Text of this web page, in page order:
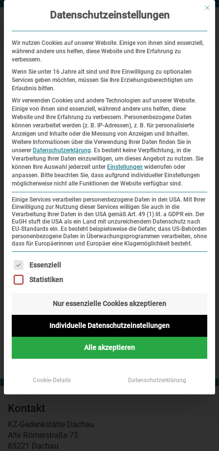
Startseite |
Repatriierung in Europe 1945
Repatriierung in Europa 1945
Zur
Vorstellung des neuen Hefts der Zeitschrift
„Konzentrationslager“ laden wir Sie
herzlich ein:
Dienstag,
17. Oktober 2017, um 19 Uhr
im
Besucherzentrum der KZ-Gedenkstätte Dachau, Pater-Roth-
Straße 2a
Weitere Informationen zur Zeitschrift finden Sie in den
Literaturtippsdes Newsletters.
Kontakt
KZ-Gedenkstätte Dachau
Alte Römerstraße 75
85221 Dachau
Mit
Datenschutzeinstellungen
Wir nutzen Cookies auf unserer Website. Einige von ihnen sind essenziell,
während andere uns helfen, diese Website und Ihre Erfahrung zu
verbessern.
Wenn Sie unter 16 Jahre alt sind und Ihre Einwilligung zu optionalen
Services geben möchten, müssen Sie Ihre Erziehungsberechtigten um
Erlaubnis bitten.
Wir verwenden Cookies und andere Technologien auf unserer Website.
Einige von ihnen sind essenziell, während andere uns helfen, diese
Website und Ihre Erfahrung zu verbessern. Personenbezogene Daten
können verarbeitet werden (z. B. IP-Adressen), z. B. für personalisierte
Anzeigen und Inhalte oder die Messung von Anzeigen und Inhalten.
Weitere Informationen über die Verwendung Ihrer Daten finden Sie in
unserer Datenschutzerklärung. Es besteht keine Verpflichtung, in die
Verarbeitung Ihrer Daten einzuwilligen, um dieses Angebot zu nutzen. Sie
können Ihre Auswahl jederzeit unter Einstellungen widerrufen oder
anpassen. Bitte beachten Sie, dass aufgrund individueller Einstellungen
möglicherweise nicht alle Funktionen der Website verfügbar sind.
Einige Services verarbeiten personenbezogene Daten in den USA. Mit Ihrer
Einwilligung zur Nutzung dieser Services willigen Sie auch in die
Verarbeitung Ihrer Daten in den USA gemäß Art. 49 (1) lit. a GDPR ein. Der
EuGH stuft die USA als ein Land mit unzureichendem Datenschutz nach
EU-Standards ein. Es besteht beispielsweise die Gefahr, dass US-Behörden
personenbezogene Daten in Überwachungsprogrammen verarbeiten, ohne
dass für Europäerinnen und Europäer eine Klagemöglichkeit besteht.
Es folgt eine Liste der Service-Gruppen, für die eine
Essenziell
Statistiken
Nur essenzielle Cookies akzeptieren
Individuelle Datenschutzeinstellungen
Alle akzeptieren
Cookie-Details Datenschutzerklärung